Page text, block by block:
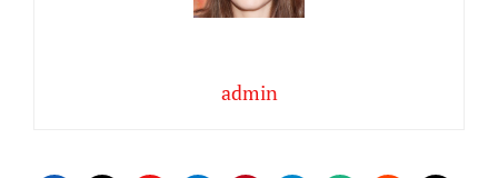
admin